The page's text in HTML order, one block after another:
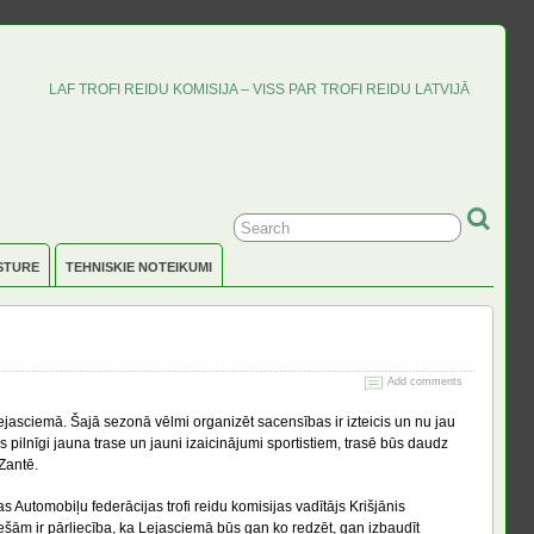
LAF TROFI REIDU KOMISIJA – VISS PAR TROFI REIDU LATVIJĀ
TEHNISKIE NOTEIKUMI
Add comments
Šajā sezonā vēlmi organizēt sacensības ir izteicis un nu jau
jauna trase un jauni izaicinājumi sportistiem, trasē būs daudz
Automobiļu federācijas trofi reidu komisijas vadītājs Krišjānis
ir pārliecība, ka Lejasciemā būs gan ko redzēt, gan izbaudīt